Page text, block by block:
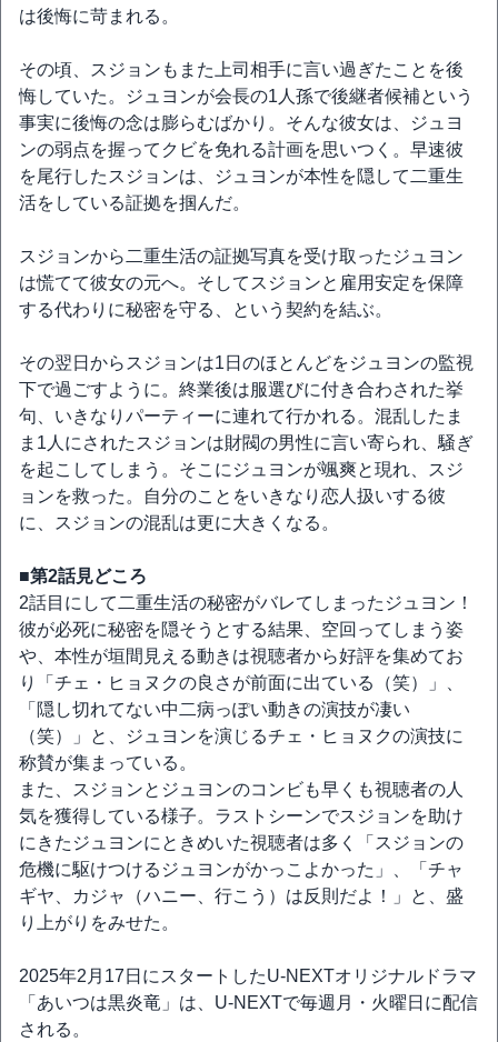
は後悔に苛まれる。
その頃、スジョンもまた上司相手に言い過ぎたことを後
悔していた。ジュヨンが会長の1人孫で後継者候補という
事実に後悔の念は膨らむばかり。そんな彼女は、ジュヨ
ンの弱点を握ってクビを免れる計画を思いつく。早速彼
を尾行したスジョンは、ジュヨンが本性を隠して二重生
活をしている証拠を掴んだ。
スジョンから二重生活の証拠写真を受け取ったジュヨン
は慌てて彼女の元へ。そしてスジョンと雇用安定を保障
する代わりに秘密を守る、という契約を結ぶ。
その翌日からスジョンは1日のほとんどをジュヨンの監視
下で過ごすように。終業後は服選びに付き合わされた挙
句、いきなりパーティーに連れて行かれる。混乱したま
ま1人にされたスジョンは財閥の男性に言い寄られ、騒ぎ
を起こしてしまう。そこにジュヨンが颯爽と現れ、スジ
ョンを救った。自分のことをいきなり恋人扱いする彼
に、スジョンの混乱は更に大きくなる。
■第2話見どころ
2話目にして二重生活の秘密がバレてしまったジュヨン！
彼が必死に秘密を隠そうとする結果、空回ってしまう姿
や、本性が垣間見える動きは視聴者から好評を集めてお
り「チェ・ヒョヌクの良さが前面に出ている（笑）」、
「隠し切れてない中二病っぽい動きの演技が凄い
（笑）」と、ジュヨンを演じるチェ・ヒョヌクの演技に
称賛が集まっている。
また、スジョンとジュヨンのコンビも早くも視聴者の人
気を獲得している様子。ラストシーンでスジョンを助け
にきたジュヨンにときめいた視聴者は多く「スジョンの
危機に駆けつけるジュヨンがかっこよかった」、「チャ
ギヤ、カジャ（ハニー、行こう）は反則だよ！」と、盛
り上がりをみせた。
2025年2月17日にスタートしたU-NEXTオリジナルドラマ
「あいつは黒炎竜」は、U-NEXTで毎週月・火曜日に配信
される。